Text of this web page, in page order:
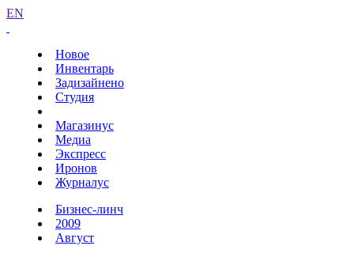
EN
Новое
Инвентарь
Задизайнено
Студия
Магазинус
Медиа
Экспресс
Иронов
Журналус
Бизнес-линч
2009
Август